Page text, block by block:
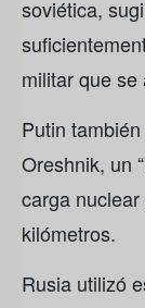
soviética,
militar que
Putin
Oreshnik, un
carga
kilómetros.
Rusia utilizó